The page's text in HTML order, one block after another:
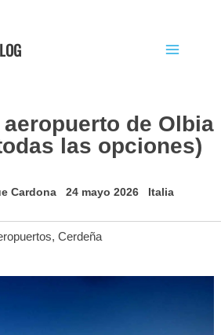
de Olbia
las opciones)
Cardona 24 mayo 2026 Italia
, Cerdeña